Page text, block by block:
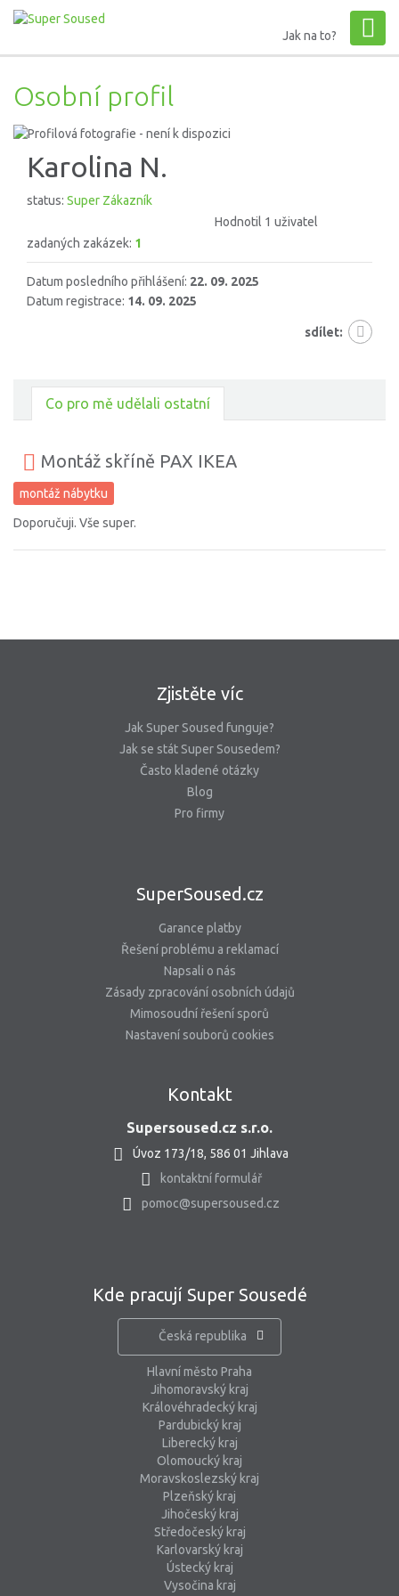
Jak na to?
Osobní profil
Karolina N.
status: Super Zákazník
Hodnotil 1 uživatel
zadaných zakázek: 1
Datum posledního přihlášení: 22. 09. 2025
Datum registrace: 14. 09. 2025
sdílet:
Co pro mě udělali ostatní
Montáž skříně PAX IKEA
montáž nábytku
Doporučuji. Vše super.
Zjistěte víc
Jak Super Soused funguje?
Jak se stát Super Sousedem?
Často kladené otázky
Blog
Pro firmy
SuperSoused.cz
Garance platby
Řešení problému a reklamací
Napsali o nás
Zásady zpracování osobních údajů
Mimosoudní řešení sporů
Nastavení souborů cookies
Kontakt
Supersoused.cz s.r.o.
Úvoz 173/18, 586 01 Jihlava
kontaktní formulář
pomoc@supersoused.cz
Kde pracují Super Sousedé
Česká republika
Hlavní město Praha
Jihomoravský kraj
Královéhradecký kraj
Pardubický kraj
Liberecký kraj
Olomoucký kraj
Moravskoslezský kraj
Plzeňský kraj
Jihočeský kraj
Středočeský kraj
Karlovarský kraj
Ústecký kraj
Vysočina kraj